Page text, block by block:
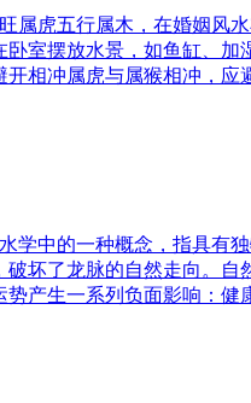
属虎五行属木，在婚姻
室摆放水景，如鱼缸、
相冲属虎与属猴相冲，
学中的一种概念，指具
坏了龙脉的自然走向。
产生一系列负面影响：